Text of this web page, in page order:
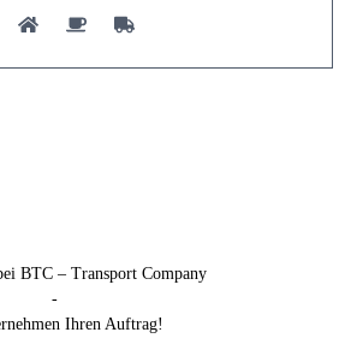
BTC – Transport Company
-
Ihren Auftrag!